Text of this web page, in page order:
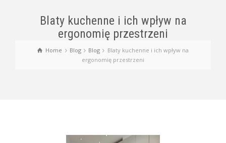
Blaty kuchenne i ich wpływ na
ergonomię przestrzeni
Home Blog Blog
Blaty kuchenne i ich wpływ na
ergonomię przestrzeni